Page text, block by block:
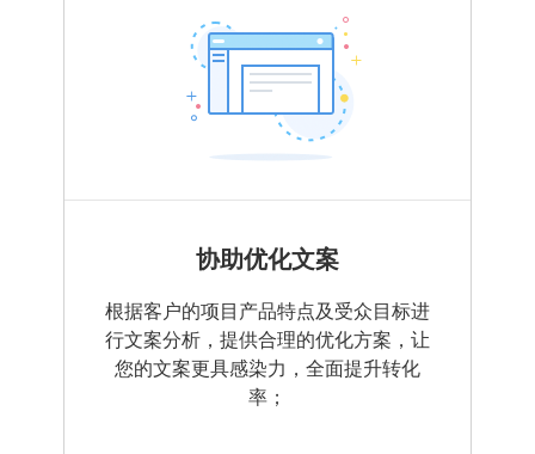
协助优化文案
根据客户的项目产品特点及受众目标进
行文案分析，提供合理的优化方案，让
您的文案更具感染力，全面提升转化
率；